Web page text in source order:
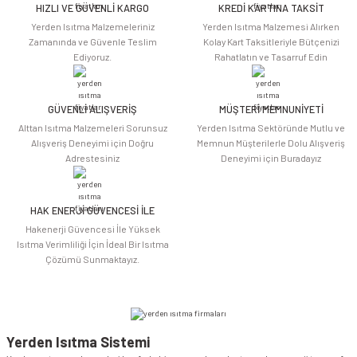
Ürün açıklamasında eksik bilgiler bulunuyor.
Ürün bilgilerinde hatalar bulunuyor.
Ürün fiyatı diğer sitelerden daha pahalı.
Bu ürüne benzer farklı alternatifler olmalı.
HIZLI VE GÜVENLİ KARGO
Yerden Isıtma Malzemeleriniz
Zamanında ve Güvenle Teslim
Ediyoruz.
KREDİ KARTINA TAKSİT
Yerden Isıtma Malzemesi Alırken
Kolay Kart Taksitleriyle Bütçenizi
Rahatlatın ve Tasarruf Edin
GÜVENLİ ALIŞVERİŞ
Alttan Isıtma Malzemeleri Sorunsuz
Alışveriş Deneyimi için Doğru
Adrestesiniz
MÜŞTERİ MEMNUNİYETİ
Yerden Isıtma Sektöründe Mutlu ve
Memnun Müşterilerle Dolu Alışveriş
Deneyimi için Buradayız
HAK ENERJİ GÜVENCESİ İLE
Hakenerji Güvencesi İle Yüksek
Isıtma Verimliliği İçin İdeal Bir Isıtma
Çözümü Sunmaktayız.
Yerden Isıtma Sistemi